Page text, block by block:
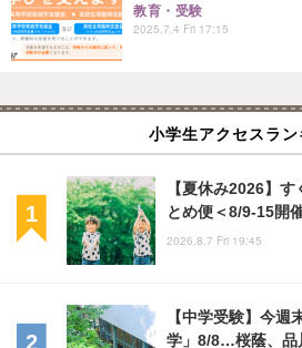
教育・受験
2025.7.4 Fri 17:15
小学生アクセスラン
【夏休み2026】
とめ便＜8/9-15開
2026.8.7 Fri 19:45
【中学受験】今週
学」8/8…桜蔭、品